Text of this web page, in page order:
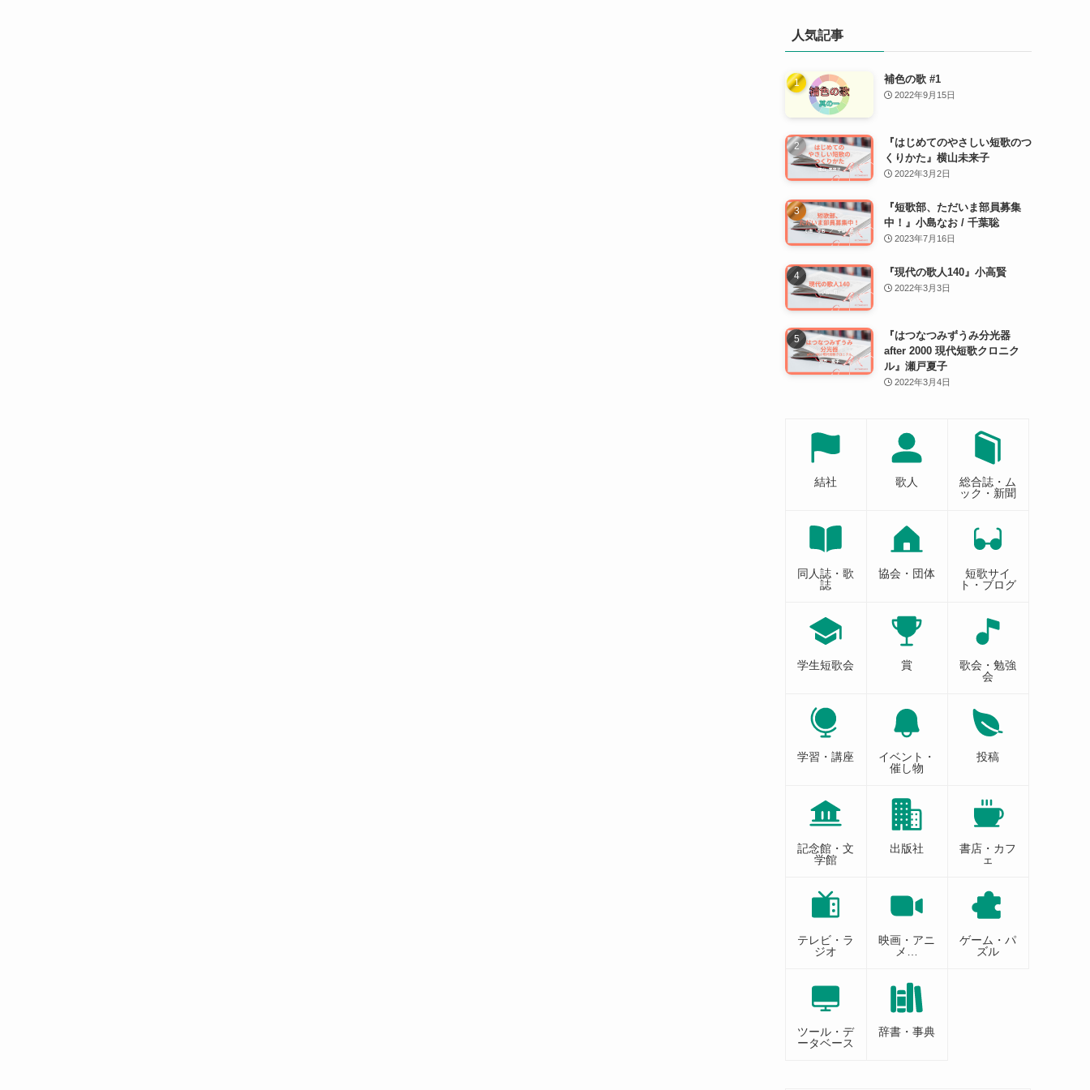
人気記事
補色の歌 #1
2022年9月15日
『はじめてのやさしい短歌のつ
くりかた』横山未来子
2022年3月2日
『短歌部、ただいま部員募集
中！』小島なお / 千葉聡
2023年7月16日
『現代の歌人140』小高賢
2022年3月3日
『はつなつみずうみ分光器
after 2000 現代短歌クロニク
ル』瀬戸夏子
2022年3月4日
結社 歌人
総合誌・ム
ック・新聞
同人誌・歌
誌
協会・団体
短歌サイ
ト・ブログ
学生短歌会 賞
歌会・勉強
会
学習・講座
イベント・
催し物
投稿
記念館・文
学館
出版社
書店・カフ
ェ
テレビ・ラ
ジオ
映画・アニ
メ…
ゲーム・パ
ズル
ツール・デ
ータベース
辞書・事典